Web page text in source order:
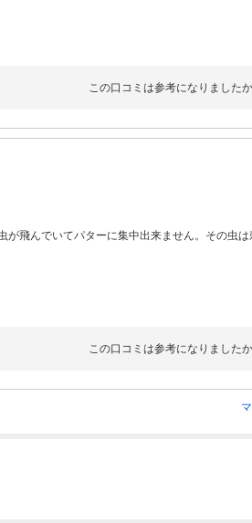
この口コミは参考になりました
が飛んでいてパターに集中出来ません。その虫
この口コミは参考になりました